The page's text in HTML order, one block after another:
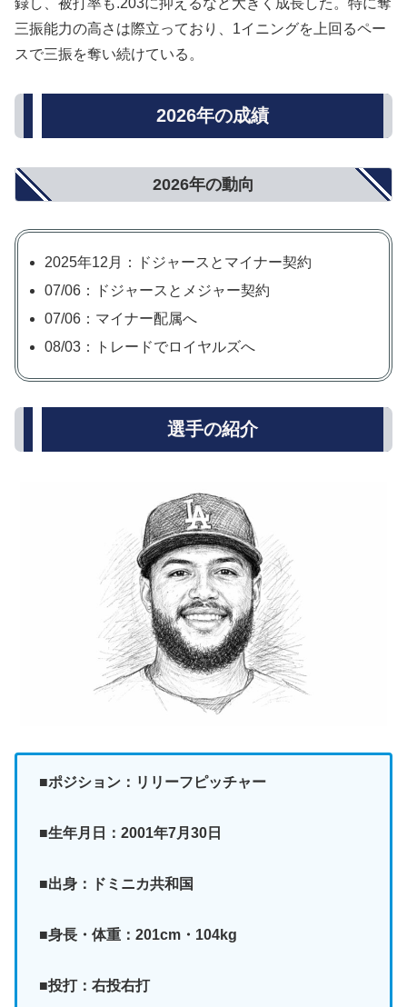
三振能力の高さは際立っており、1イニングを上回るペー
スで三振を奪い続けている。
2026年の成績
2026年の動向
2025年12月：ドジャースとマイナー契約
07/06：ドジャースとメジャー契約
07/06：マイナー配属へ
08/03：トレードでロイヤルズへ
選手の紹介
■ポジション：リリーフピッチャー
■生年月日：2001年7月30日
■出身：ドミニカ共和国
■身長・体重：201cm・104kg
■投打：右投右打